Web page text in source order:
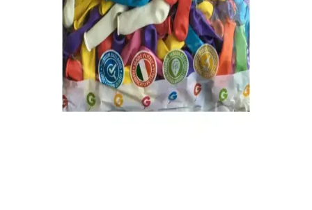
İki popüler su balonu ürününü karşılaştırıyoruz: dayanıklılık, renk,
fiyat ve kullanıcı yorumlarıyla en uygun seçeneği belirleyin.
Yaz Etkinlikleri İçin Su Balonu Karşılaştırması
Genel ve Parti Markaları
Yaz eğlenceleri için su balonu seçiminde dikkat edilmesi gerekenler
ve iki farklı markanın özellikleri, kullanıcı yorumlarıyla detaylı